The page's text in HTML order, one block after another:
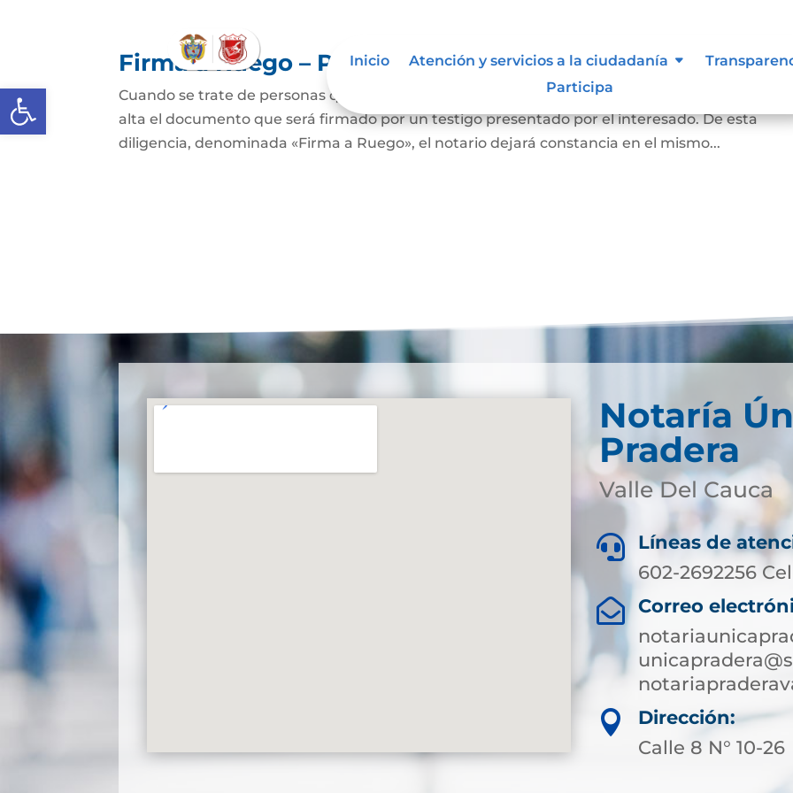
Abrir barra de herramientas
Inicio Atención y servicios a la ciudadanía
Participa
Firma a Ruego – Personas que no saben o no puede
Cuando se trate de personas que no sepan o no puedan firmar, en la diligencia se leerá en voz
alta el documento que será firmado por un testigo presentado por el interesado. De esta
diligencia, denominada «Firma a Ruego», el notario dejará constancia en el mismo...
Notaría
Pradera
Valle Del Cauca

Líneas de
602-2692256

Correo

Dirección:
Calle 8 N° 10-26